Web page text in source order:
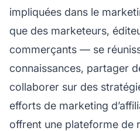
impliquées dans le
que des marketeurs,
commerçants — se
connaissances, partager
collaborer sur des
efforts de marketing
offrent une plateforme de